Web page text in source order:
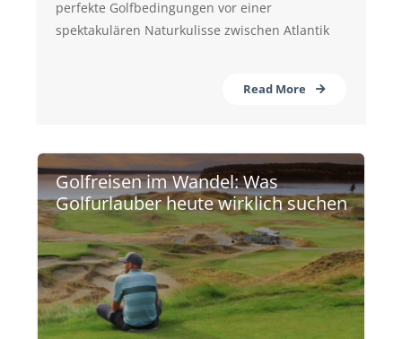
perfekte Golfbedingungen vor einer
spektakulären Naturkulisse zwischen Atlantik
Read More
Golfreisen im Wandel: Was
Golfurlauber heute wirklich suchen